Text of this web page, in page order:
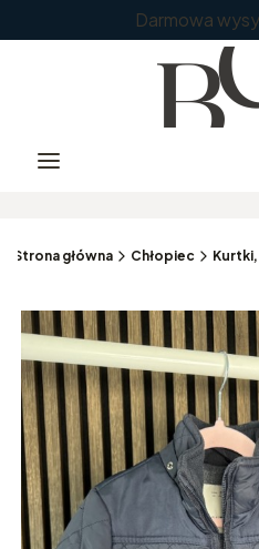
Darmowa
Menu
Strona główna Chłopiec